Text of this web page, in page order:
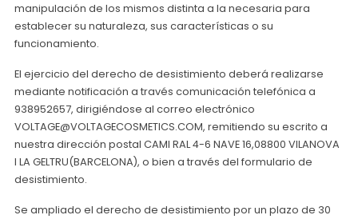
manipulación de los mismos distinta a la necesaria para
establecer su naturaleza, sus características o su
funcionamiento.
El ejercicio del derecho de desistimiento deberá realizarse
mediante notificación a través comunicación telefónica a
938952657, dirigiéndose al correo electrónico
VOLTAGE@VOLTAGECOSMETICS.COM, remitiendo su escrito a
nuestra dirección postal CAMI RAL 4-6 NAVE 16,08800 VILANOVA
I LA GELTRU(BARCELONA), o bien a través del formulario de
desistimiento.
Se ampliado el derecho de desistimiento por un plazo de 30